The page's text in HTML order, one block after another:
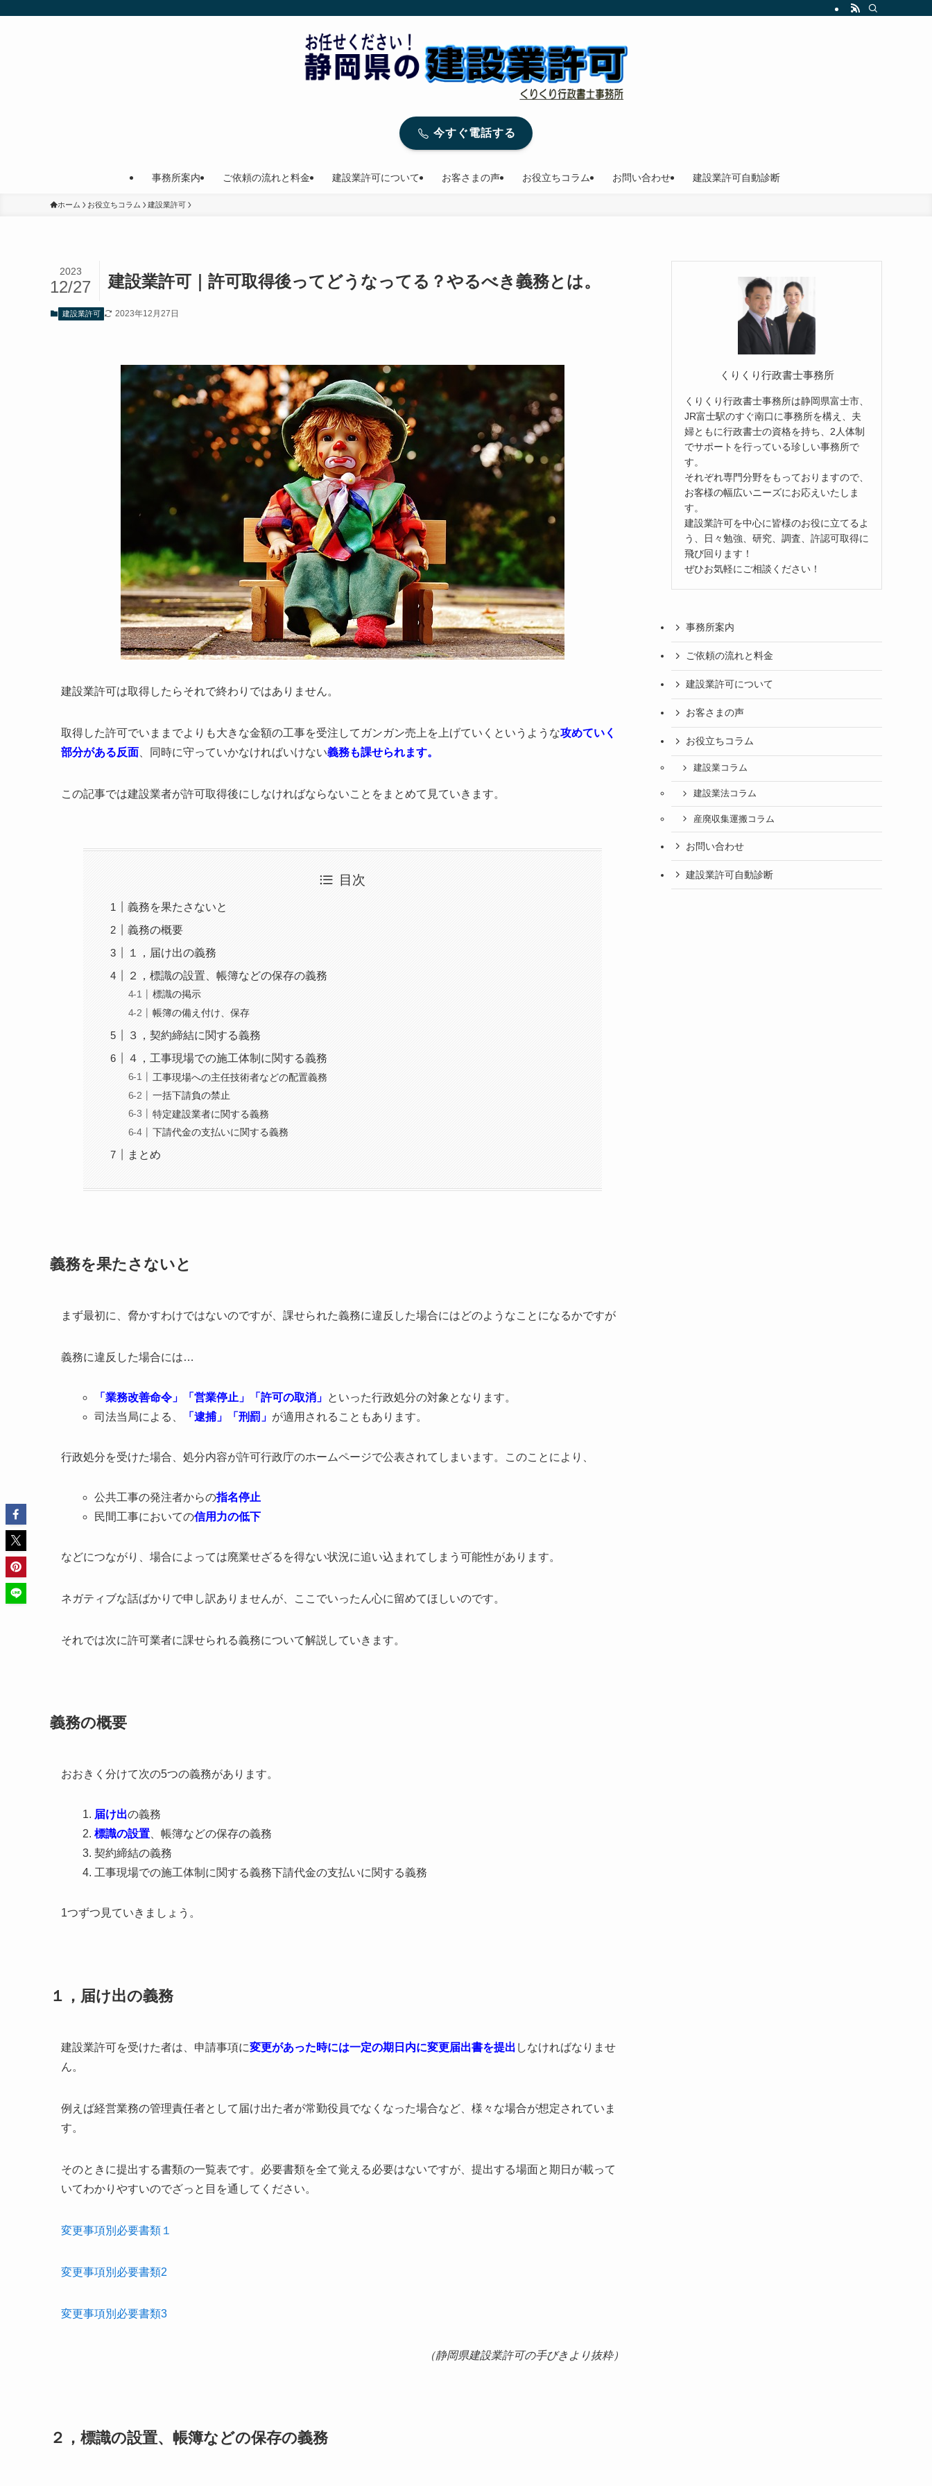
事務所案内 ご依頼の流れと料金 建設業許可について お客さまの声 お役立ちコラム お問い合わせ 建設業許可自動診断
今すぐ電話する
ホーム お役立ちコラム 建設業許可
建設業許可｜許可取得後ってどうなってる？やるべき義務とは。
2023
12/27
建設業許可 2023年12月27日
建設業許可は取得したらそれで終わりではありません。
取得した許可でいままでよりも大きな金額の工事を受注してガンガン売上を上げていくというような攻めていく
部分がある反面 、同時に守っていかなければいけない義務も課せられます。
この記事では建設業者が許可取得後にしなければならないことをまとめて見ていきます。
目次
義務を果たさないと
義務の概要
１，届け出の義務
２，標識の設置、帳簿などの保存の義務
標識の掲示
帳簿の備え付け、保存
３，契約締結に関する義務
４，工事現場での施工体制に関する義務
工事現場への主任技術者などの配置義務
一括下請負の禁止
特定建設業者に関する義務
下請代金の支払いに関する義務
まとめ
義務を果たさないと
まず最初に、脅かすわけではないのですが、課せられた義務に違反した場合にはどのようなことになるかですが
義務に違反した場合には…
「業務改善命令」「営業停止」「許可の取消」 といった行政処分の対象となります。
司法当局による、
「逮捕」「刑罰」 が適用されることもあります。
行政処分を受けた場合、処分内容が許可行政庁のホームページで公表されてしまいます。このことにより、
公共工事の発注者からの指名停止
民間工事においての信用力の低下
などにつながり、場合によっては廃業せざるを得ない状況に追い込まれてしまう可能性があります。
ネガティブな話ばかりで申し訳ありませんが、ここでいったん心に留めてほしいのです。
それでは次に許可業者に課せられる義務について解説していきます。
義務の概要
おおきく分けて次の5つの義務があります。
届け出の義務
標識の設置 、帳簿などの保存の義務
契約締結の義務
工事現場での施工体制に関する義務下請代金の支払いに関する義務
1つずつ見ていきましょう。
１，届け出の義務
建設業許可を受けた者は、申請事項に変更があった時には一定の期日内に変更届出書を提出 しなければなりませ
ん。
例えば経営業務の管理責任者として届け出た者が常勤役員でなくなった場合など、様々な場合が想定されていま
す。
そのときに提出する書類の一覧表です。必要書類を全て覚える必要はないですが、提出する場面と期日が載って
いてわかりやすいのでざっと目を通してください。
変更事項別必要書類１
変更事項別必要書類2
変更事項別必要書類3
（静岡県建設業許可の手びきより抜粋）
２，標識の設置、帳簿などの保存の義務
くりくり行政書士事務所
くりくり行政書士事務所は静岡県富士市、
JR富士駅のすぐ南口に事務所を構え、夫
婦ともに行政書士の資格を持ち、2人体制
でサポートを行っている珍しい事務所で
す。
それぞれ専門分野をもっておりますので、
お客様の幅広いニーズにお応えいたしま
す。
建設業許可を中心に皆様のお役に立てるよ
う、日々勉強、研究、調査、許認可取得に
飛び回ります！
ぜひお気軽にご相談ください！
事務所案内
ご依頼の流れと料金
建設業許可について
お客さまの声
お役立ちコラム
建設業コラム
建設業法コラム
産廃収集運搬コラム
お問い合わせ
建設業許可自動診断